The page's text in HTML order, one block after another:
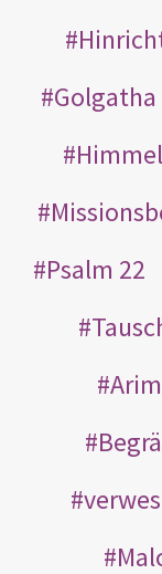
Golgatha
Psalm 22